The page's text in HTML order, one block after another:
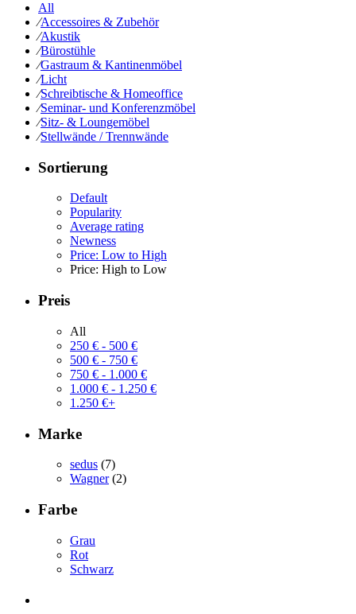
All
⁄Accessoires & Zubehör
⁄Akustik
⁄Bürostühle
⁄Gastraum & Kantinenmöbel
⁄Licht
⁄Schreibtische & Homeoffice
⁄Seminar- und Konferenzmöbel
⁄Sitz- & Loungemöbel
⁄Stellwände / Trennwände
Sortierung
Default
Popularity
Average rating
Newness
Price: Low to High
Price: High to Low
Preis
All
250 € - 500 €
500 € - 750 €
750 € - 1.000 €
1.000 € - 1.250 €
1.250 €+
Marke
sedus (7)
Wagner (2)
Farbe
Grau
Rot
Schwarz